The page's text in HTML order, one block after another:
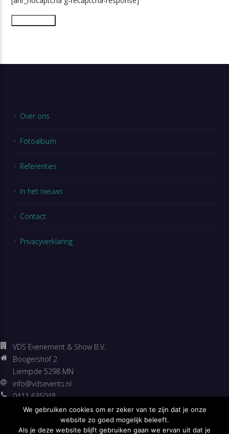
Over ons
Fotoalbum
Referenties
In het nieuws
Contact
Privacyverklaring
VDS Evenement & Show B.V.
Boogershof 2
Liempde 5298 MN
info@vdsevents.nl
0411 635048
06 53307500
https://vdsevents.nl
We gebruiken cookies om er zeker van te zijn dat je onze
website zo goed mogelijk beleeft.
Als je deze website blijft gebruiken gaan we ervan uit dat je